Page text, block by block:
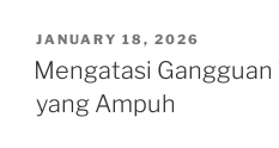
POSTED
ON
JANUARY 18, 2026
Mengatasi Gangguan
yang Ampuh